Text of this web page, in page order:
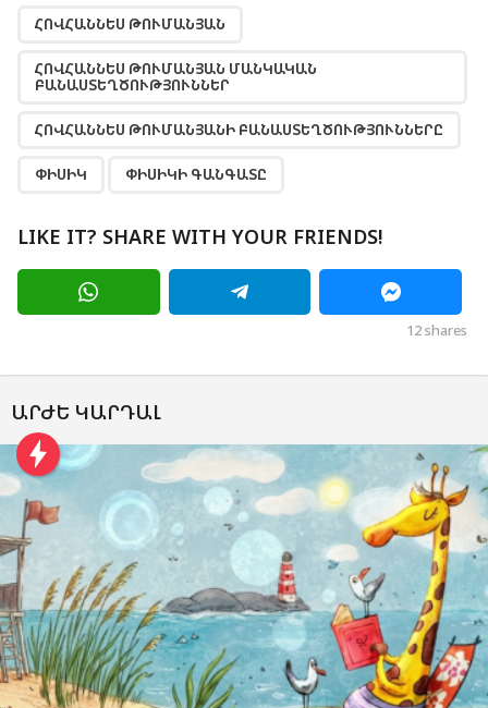
ՀՈՎՀԱՆՆԵՍ ԹՈՒՄԱՆՅԱՆ
ՀՈՎՀԱՆՆԵՍ ԹՈՒՄԱՆՅԱՆ ՄԱՆԿԱԿԱՆ
ԲԱՆԱՍՏԵՂԾՈՒԹՅՈՒՆՆԵՐ
ՀՈՎՀԱՆՆԵՍ ԹՈՒՄԱՆՅԱՆԻ ԲԱՆԱՍՏԵՂԾՈՒԹՅՈՒՆՆԵՐԸ
ՓԻՍԻԿ ՓԻՍԻԿԻ ԳԱՆԳԱՏԸ
LIKE IT? SHARE WITH YOUR FRIENDS!
12shares
ԱՐԺԵ ԿԱՐԴԱԼ